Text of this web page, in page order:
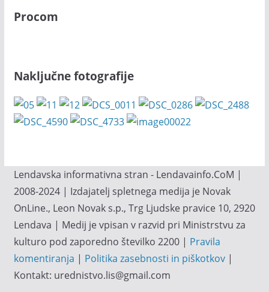
Procom
Naključne fotografije
Lendavska informativna stran - Lendavainfo.CoM |
2008-2024 | Izdajatelj spletnega medija je Novak
OnLine., Leon Novak s.p., Trg Ljudske pravice 10, 2920
Lendava | Medij je vpisan v razvid pri Ministrstvu za
kulturo pod zaporedno številko 2200 | Pravila
komentiranja | Politika zasebnosti in piškotkov|
Kontakt: urednistvo.lis@gmail.com